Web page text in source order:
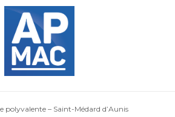
polyvalente – Saint-Médard d’Aunis